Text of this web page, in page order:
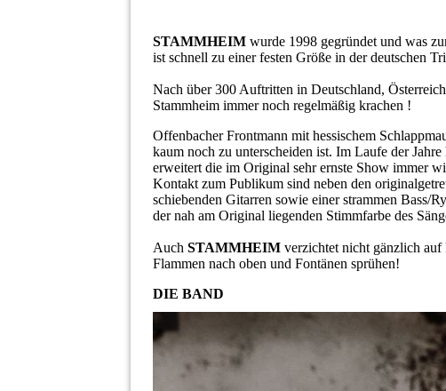
STAMMHEIM wurde 1998 gegründet und was
ist schnell zu einer festen Größe in der deutschen
Nach über 300 Auftritten in Deutschland,
Stammheim immer noch regelmäßig krachen !
Offenbacher Frontmann mit hessischem
kaum noch zu unterscheiden ist. Im Laufe der Jahre
erweitert die im Original sehr ernste Show immer
Kontakt zum Publikum sind neben den
schiebenden Gitarren sowie einer strammen Bass/
der nah am Original liegenden Stimmfarbe des
Auch STAMMHEIM verzichtet nicht gänzlich auf
Flammen nach oben und Fontänen sprühen!
DIE BAND